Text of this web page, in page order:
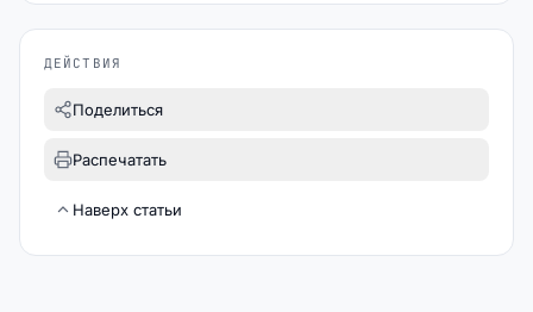
ДЕЙСТВИЯ
Поделиться
Распечатать
Наверх статьи